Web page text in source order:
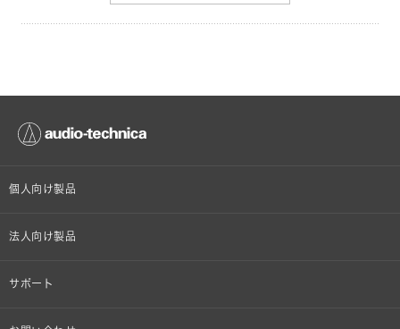
個人向け製品
オンラインストア限定
法人向け製品
設備音響機器
サポート